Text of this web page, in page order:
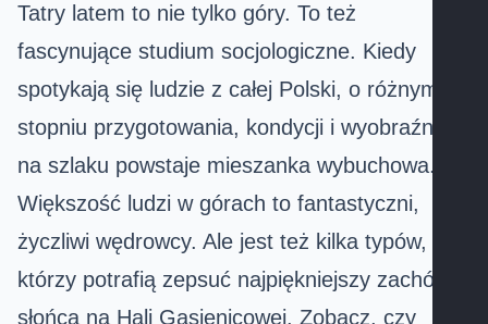
Tatry latem to nie tylko góry. To też
fascynujące studium socjologiczne. Kiedy
spotykają się ludzie z całej Polski, o różnym
stopniu przygotowania, kondycji i wyobraźni,
na szlaku powstaje mieszanka wybuchowa.
Większość ludzi w górach to fantastyczni,
życzliwi wędrowcy. Ale jest też kilka typów,
którzy potrafią zepsuć najpiękniejszy zachód
słońca na Hali Gąsienicowej. Zobacz, czy